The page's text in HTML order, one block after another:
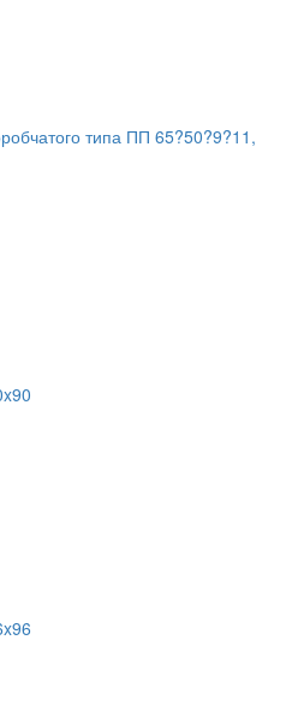
типа ПП 65?50?9?11,